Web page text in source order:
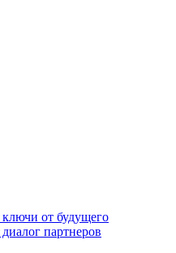
от будущего
партнеров